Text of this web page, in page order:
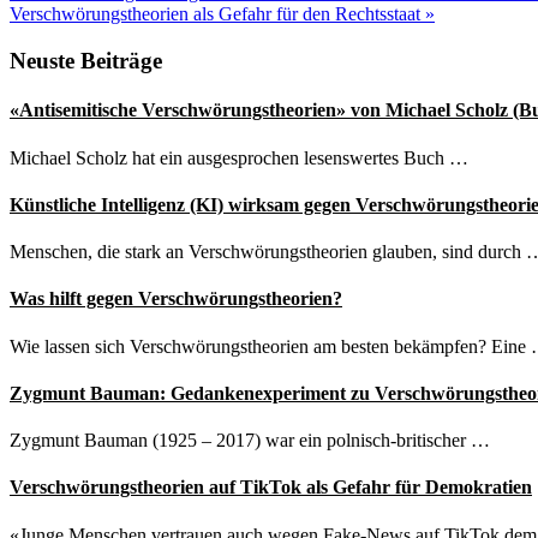
Beitrag:
Nächster
Verschwörungstheorien als Gefahr für den Rechtsstaat »
Seitenspalte
Neuste Beiträge
«Antisemitische Verschwörungstheorien» von Michael Scholz
Michael Scholz hat ein ausgesprochen lesenswertes Buch …
Künstliche Intelligenz (KI) wirksam gegen
Menschen, die stark an Verschwörungstheorien glauben, sind durch
Was hilft gegen Verschwörungstheorien?
Wie lassen sich Verschwörungstheorien am besten bekämpfen? Eine
Zygmunt Bauman: Gedankenexperiment zu
Zygmunt Bauman (1925 – 2017) war ein polnisch-britischer …
Verschwörungstheorien auf TikTok als Gefahr für Demokratien